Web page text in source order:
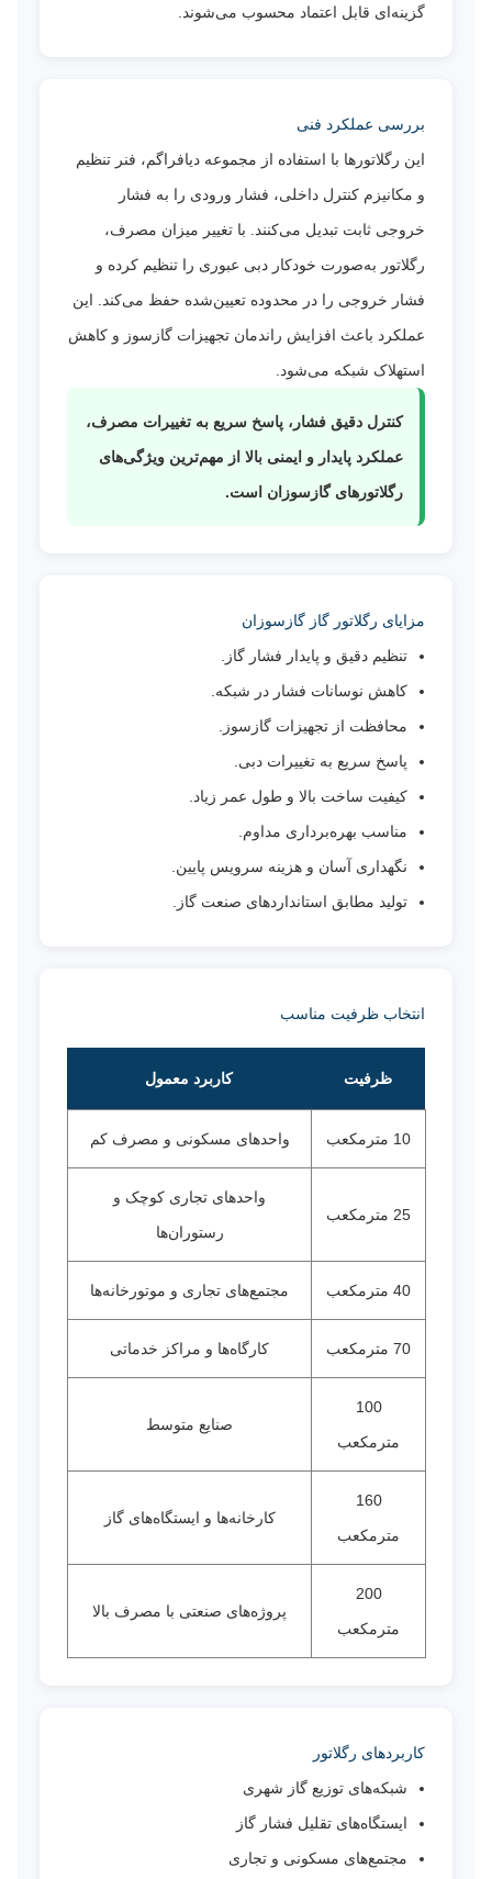
گزینه‌ای قابل اعتماد محسوب می‌شوند.
بررسی عملکرد فنی
این رگلاتورها با استفاده از مجموعه دیافراگم، فنر تنظیم
و مکانیزم کنترل داخلی، فشار ورودی را به فشار
خروجی ثابت تبدیل می‌کنند. با تغییر میزان مصرف،
رگلاتور به‌صورت خودکار دبی عبوری را تنظیم کرده و
فشار خروجی را در محدوده تعیین‌شده حفظ می‌کند. این
عملکرد باعث افزایش راندمان تجهیزات گازسوز و کاهش
استهلاک شبکه می‌شود.
کنترل دقیق فشار، پاسخ سریع به تغییرات مصرف،
عملکرد پایدار و ایمنی بالا از مهم‌ترین ویژگی‌های
رگلاتورهای گازسوزان است.
مزایای رگلاتور گاز گازسوزان
تنظیم دقیق و پایدار فشار گاز.
کاهش نوسانات فشار در شبکه.
محافظت از تجهیزات گازسوز.
پاسخ سریع به تغییرات دبی.
کیفیت ساخت بالا و طول عمر زیاد.
مناسب بهره‌برداری مداوم.
نگهداری آسان و هزینه سرویس پایین.
تولید مطابق استانداردهای صنعت گاز.
انتخاب ظرفیت مناسب
ظرفیت کاربرد معمول
10 مترمکعب واحدهای مسکونی و مصرف کم
25 مترمکعب
واحدهای تجاری کوچک و
رستوران‌ها
40 مترمکعب مجتمع‌های تجاری و موتورخانه‌ها
70 مترمکعب کارگاه‌ها و مراکز خدماتی
100
مترمکعب
صنایع متوسط
160
مترمکعب
کارخانه‌ها و ایستگاه‌های گاز
200
مترمکعب
پروژه‌های صنعتی با مصرف بالا
کاربردهای رگلاتور
شبکه‌های توزیع گاز شهری
ایستگاه‌های تقلیل فشار گاز
مجتمع‌های مسکونی و تجاری